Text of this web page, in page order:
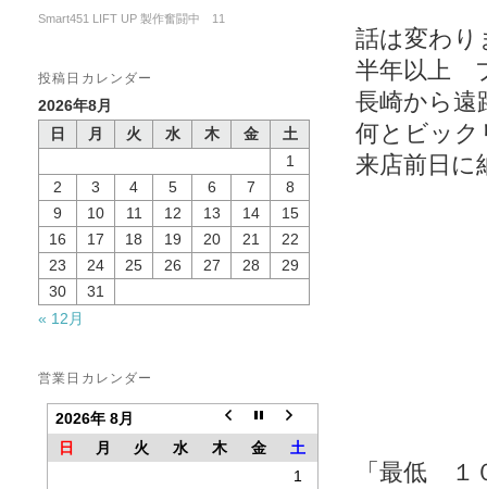
Smart451 LIFT UP 製作奮闘中 11
投稿日カレンダー
2026年8月
日
月 火 水 木 金
土
1
2
3 4 5 6 7
8
9
10 11 12 13 14
15
16
17 18 19 20 21
22
23
24 25 26 27 28
29
30
31
« 12月
営業日カレンダー
2026年 8月
日
月 火 水 木 金
土
1
話は変わり
半年以上
長崎から
何とビック
来店前日
「最低 １